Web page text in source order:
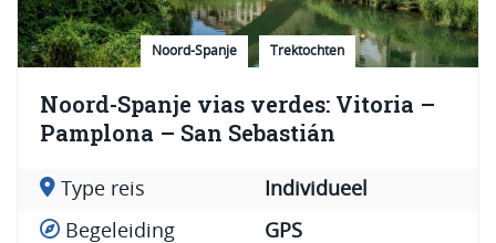
Noord-Spanje Trektochten
Noord-Spanje vias verdes: Vitoria –
Pamplona – San Sebastián
Type reis Individueel
Begeleiding GPS